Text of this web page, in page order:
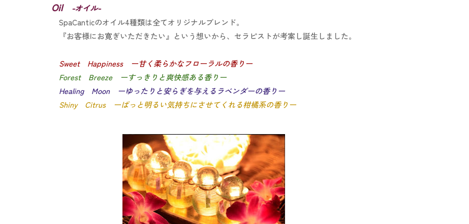
Oil
-オイル-
SpaCanticのオイル4種類は全てオリジナルブレンド。
『お客様にお寛ぎいただきたい』という想いから、 セラピストが考案し誕生しました。
Sweet Happiness ー甘く柔らかなフローラルの香りー
Forest Breeze ーすっきりと爽快感ある香りー
Healing Moon ーゆったりと安らぎを与えるラベンダーの香りー
Shiny Citrus ーぱっと明るい気持ちにさせてくれる柑橘系の香りー